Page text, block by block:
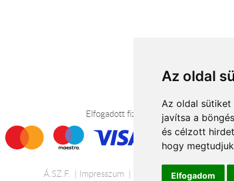
Az oldal
Az oldal sütiket
javítsa a
és célzott
hogy
Elfogadom
Elfogadott fizetési módok
Á.SZ.F. Impresszum Adatkezelési tájékoztató